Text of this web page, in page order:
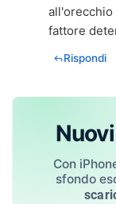
fattore
Rispondi
Con
sfondo